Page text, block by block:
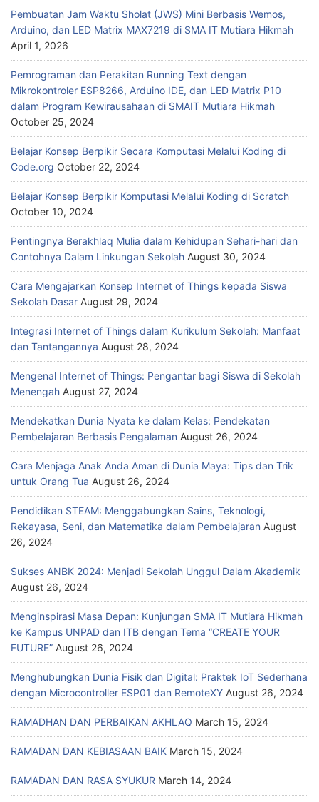
Pembuatan Jam Waktu Sholat (JWS) Mini Berbasis Wemos,
Arduino, dan LED Matrix MAX7219 di SMA IT Mutiara Hikmah
April 1, 2026
Pemrograman dan Perakitan Running Text dengan
Mikrokontroler ESP8266, Arduino IDE, dan LED Matrix P10
dalam Program Kewirausahaan di SMAIT Mutiara Hikmah
October 25, 2024
Belajar Konsep Berpikir Secara Komputasi Melalui Koding di
Code.org October 22, 2024
Belajar Konsep Berpikir Komputasi Melalui Koding di Scratch
October 10, 2024
Pentingnya Berakhlaq Mulia dalam Kehidupan Sehari-hari dan
Contohnya Dalam Linkungan Sekolah August 30, 2024
Cara Mengajarkan Konsep Internet of Things kepada Siswa
Sekolah Dasar August 29, 2024
Integrasi Internet of Things dalam Kurikulum Sekolah: Manfaat
dan Tantangannya August 28, 2024
Mengenal Internet of Things: Pengantar bagi Siswa di Sekolah
Menengah August 27, 2024
Mendekatkan Dunia Nyata ke dalam Kelas: Pendekatan
Pembelajaran Berbasis Pengalaman August 26, 2024
Cara Menjaga Anak Anda Aman di Dunia Maya: Tips dan Trik
untuk Orang Tua August 26, 2024
Pendidikan STEAM: Menggabungkan Sains, Teknologi,
Rekayasa, Seni, dan Matematika dalam Pembelajaran August
26, 2024
Sukses ANBK 2024: Menjadi Sekolah Unggul Dalam Akademik
August 26, 2024
Menginspirasi Masa Depan: Kunjungan SMA IT Mutiara Hikmah
ke Kampus UNPAD dan ITB dengan Tema “CREATE YOUR
FUTURE” August 26, 2024
Menghubungkan Dunia Fisik dan Digital: Praktek IoT Sederhana
dengan Microcontroller ESP01 dan RemoteXY August 26, 2024
RAMADHAN DAN PERBAIKAN AKHLAQ March 15, 2024
RAMADAN DAN KEBIASAAN BAIK March 15, 2024
RAMADAN DAN RASA SYUKUR March 14, 2024